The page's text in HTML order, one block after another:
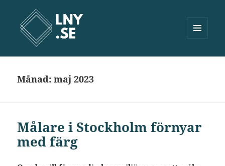
WIDGETS
Månad:maj 2023
Målare i Stockholm förnyar
med färg